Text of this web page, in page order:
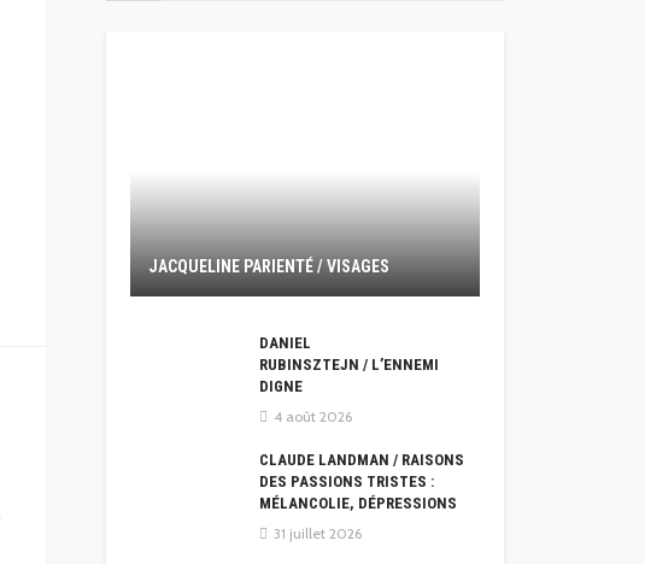
JACQUELINE PARIENTÉ / VISAGES
DANIEL
RUBINSZTEJN / L’ENNEMI
DIGNE
4 août 2026
CLAUDE LANDMAN / RAISONS
DES PASSIONS TRISTES :
MÉLANCOLIE, DÉPRESSIONS
31 juillet 2026